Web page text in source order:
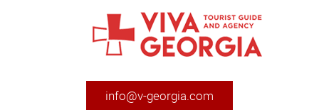
info@v-georgia.com